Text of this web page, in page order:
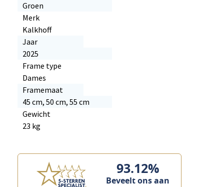
Groen
Merk
Kalkhoff
Jaar
2025
Frame type
Dames
Framemaat
45 cm, 50 cm, 55 cm
Gewicht
23 kg
93.12%
Beveelt ons aan